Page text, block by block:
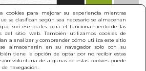
cookies para mejorar su experiencia mientras
se clasifican según sea necesario se almacenan
son esenciales para el funcionamiento de las
del sitio web. También utilizamos cookies de
a analizar y comprender cómo utiliza este sitio
almacenarán en su navegador solo con su
tiene la opción de optar por no recibir estas
voluntaria de algunas de estas cookies puede
de navegación.